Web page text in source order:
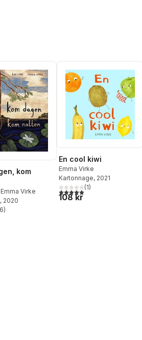
kom
Emma Virke
, 2020
Totalt antal röster:
6)
En cool kiwi
Emma Virke
Kartonnage, 2021
5,0utav 5 stjärnor. Totalt
(1)
108 kr